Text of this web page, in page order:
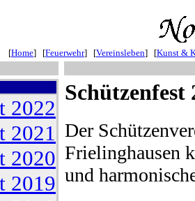
[Home] [Feuerwehr] [Vereinsleben] [Kunst &
2022
2021
2020
2019
Schützenfest
Der
Frielinghausen
und